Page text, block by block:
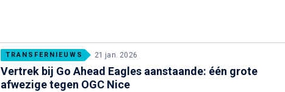
TRANSFERNIEUWS 21 jan. 2026
Vertrek bij Go Ahead Eagles aanstaande: één grote
afwezige tegen OGC Nice